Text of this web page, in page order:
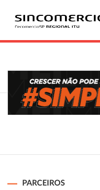
PARCEIROS